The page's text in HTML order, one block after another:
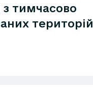
з тимчасово
територій